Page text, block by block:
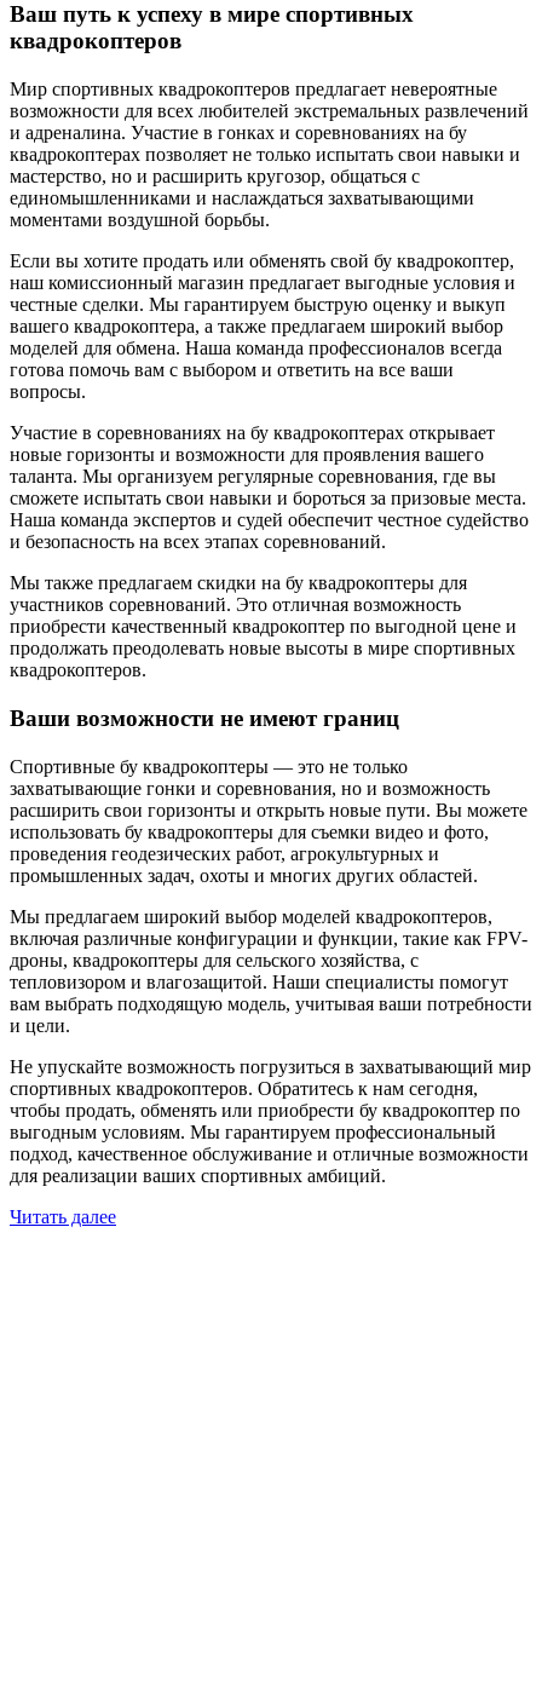
Ваш путь к успеху в мире спортивных
квадрокоптеров
Мир спортивных квадрокоптеров предлагает невероятные
возможности для всех любителей экстремальных развлечений
и адреналина. Участие в гонках и соревнованиях на бу
квадрокоптерах позволяет не только испытать свои навыки и
мастерство, но и расширить кругозор, общаться с
единомышленниками и наслаждаться захватывающими
моментами воздушной борьбы.
Если вы хотите продать или обменять свой бу квадрокоптер,
наш комиссионный магазин предлагает выгодные условия и
честные сделки. Мы гарантируем быструю оценку и выкуп
вашего квадрокоптера, а также предлагаем широкий выбор
моделей для обмена. Наша команда профессионалов всегда
готова помочь вам с выбором и ответить на все ваши
вопросы.
Участие в соревнованиях на бу квадрокоптерах открывает
новые горизонты и возможности для проявления вашего
таланта. Мы организуем регулярные соревнования, где вы
сможете испытать свои навыки и бороться за призовые места.
Наша команда экспертов и судей обеспечит честное судейство
и безопасность на всех этапах соревнований.
Мы также предлагаем скидки на бу квадрокоптеры для
участников соревнований. Это отличная возможность
приобрести качественный квадрокоптер по выгодной цене и
продолжать преодолевать новые высоты в мире спортивных
квадрокоптеров.
Ваши возможности не имеют границ
Спортивные бу квадрокоптеры — это не только
захватывающие гонки и соревнования, но и возможность
расширить свои горизонты и открыть новые пути. Вы можете
использовать бу квадрокоптеры для съемки видео и фото,
проведения геодезических работ, агрокультурных и
промышленных задач, охоты и многих других областей.
Мы предлагаем широкий выбор моделей квадрокоптеров,
включая различные конфигурации и функции, такие как FPV-
дроны, квадрокоптеры для сельского хозяйства, с
тепловизором и влагозащитой. Наши специалисты помогут
вам выбрать подходящую модель, учитывая ваши потребности
и цели.
Не упускайте возможность погрузиться в захватывающий мир
спортивных квадрокоптеров. Обратитесь к нам сегодня,
чтобы продать, обменять или приобрести бу квадрокоптер по
выгодным условиям. Мы гарантируем профессиональный
подход, качественное обслуживание и отличные возможности
для реализации ваших спортивных амбиций.
Читать далее